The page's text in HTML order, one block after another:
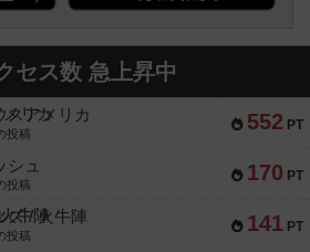
セス数 急上昇中
552 PT
スアメリカ
投稿
170 PT
シュ
投稿
141 PT
ズ / 火牛陣
投稿